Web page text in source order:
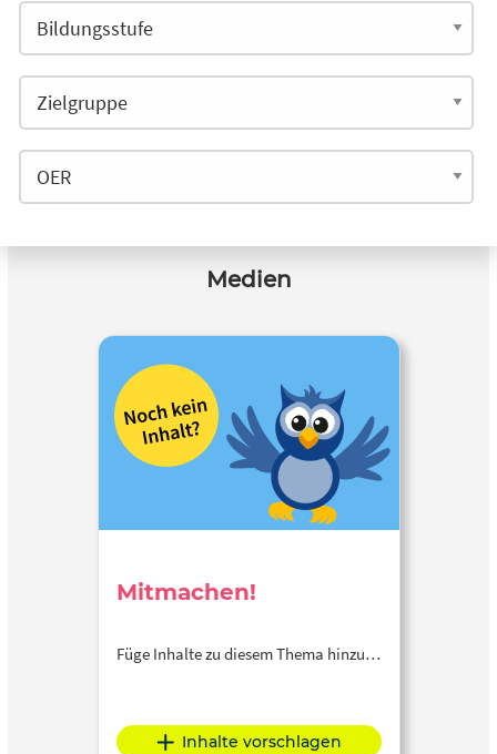
Medien
Mitmachen!
Füge Inhalte zu diesem Thema hinzu…
Inhalte vorschlagen